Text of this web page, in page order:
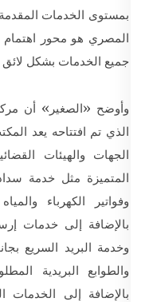
بمستوى الخدمات
المصري هو محور
جميع الخدمات بشكل
وأوضح «الصغير» أن
الذي تم افتتاحه يعد
الجهات والهيئات
المتميزة مثل خدمة
وفواتير الكهرباء
بالإضافة إلى خدمات
وخدمة البريد السريع
والطوابع البريدية
بالإضافة إلى الخدمات